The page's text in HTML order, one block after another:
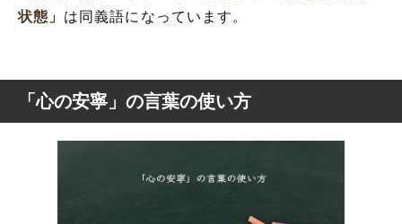
状態」 は同義語になっています。
「心の安寧」の言葉の使い方